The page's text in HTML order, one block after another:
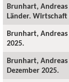
Brunhart,
Länder. Wirtschaft
Brunhart,
2025.
Brunhart,
Dezember 2025.